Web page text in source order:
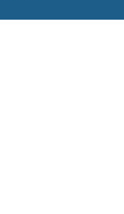
físico podem